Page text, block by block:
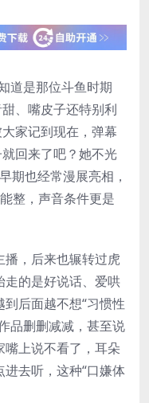
道是那位斗鱼时期
、嘴皮子还特别利
家记到现在，弹幕
回来了吧？她不光
期也经常漫展亮相，
整，声音条件更是
，后来也辗转过虎
走的是好说话、爱哄
后面越不想“习惯性
品删删减减，甚至说
嘴上说不看了，耳朵
去听，这种“口嫌体